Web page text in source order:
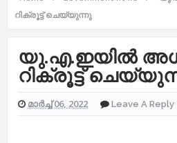
റിക്രൂട്ട് ചെയ്യുന്നു
യു.എ.ഇയിൽ
റിക്രൂട്ട്
മാർച്ച് 06, 2022 Leave A Reply